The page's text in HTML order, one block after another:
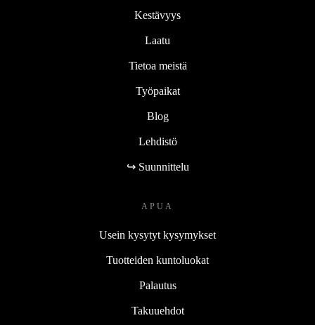
Kestävyys
Laatu
Tietoa meistä
Työpaikat
Blog
Lehdistö
↪ Suunnittelu
APUA
Usein kysytyt kysymykset
Tuotteiden kuntoluokat
Palautus
Takuuehdot